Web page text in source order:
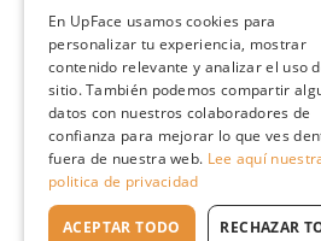
servicio de atención al
En UpFace usamos cookies para
personalizar tu experiencia, mostrar
contenido relevante y analizar el uso
sitio. También podemos compartir
datos con nuestros colaboradores de
confianza para mejorar lo que ves
fuera de nuestra web. Lee aquí
politica de privacidad
ACEPTAR TODO RECHAZAR